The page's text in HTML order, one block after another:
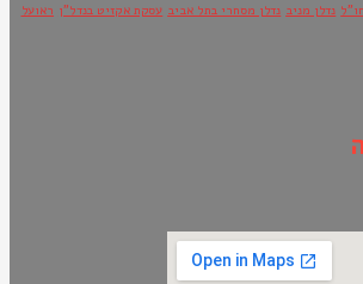
נדלן מניב נדלן מסחרי בתל אביב עסקת אקזיט בנדל"ן ראועל